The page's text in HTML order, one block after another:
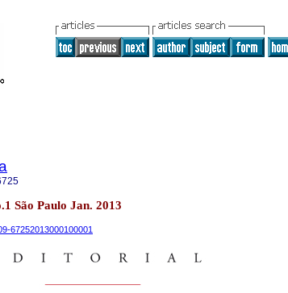
São Paulo Jan. 2013
67252013000100001